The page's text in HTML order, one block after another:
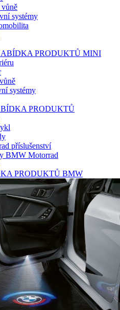
systémy
PRODUKTŮ MINI
systémy
PRODUKTŮ
příslušenství
BMW Motorrad
PRODUKTŮ BMW